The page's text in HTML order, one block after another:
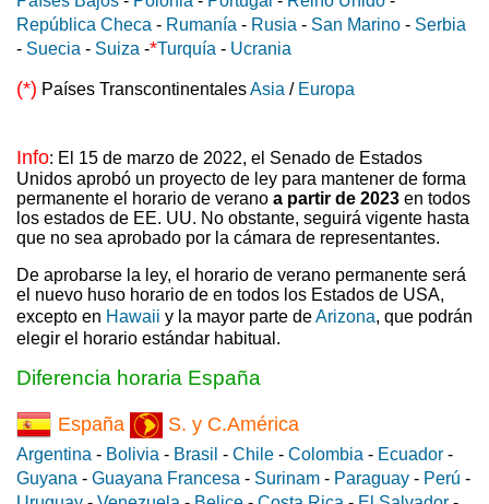
República Checa - Rumanía - Rusia - San Marino - Serbia
- Suecia - Suiza -*Turquía - Ucrania
(*) Países TranscontinentalesAsia / Europa
Info: El 15 de marzo de 2022, el Senado de Estados
Unidos aprobó un proyecto de ley para mantener de forma
permanente el horario de verano a partir de 2023 en todos
los estados de EE. UU. No obstante, seguirá vigente hasta
que no sea aprobado por la cámara de representantes.
De aprobarse la ley, el horario de verano permanente será
el nuevo huso horario de en todos los Estados de USA,
excepto en Hawaii y la mayor parte deArizona, que podrán
elegir el horario estándar habitual.
Diferencia horaria España
España S. y C.América
Argentina - Bolivia - Brasil - Chile - Colombia - Ecuador -
Guyana - Guayana Francesa - Surinam - Paraguay - Perú -